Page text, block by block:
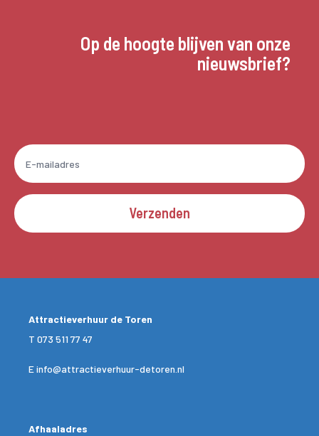
Op de hoogte blijven van onze
nieuwsbrief?
Verzenden
Attractieverhuur de Toren
T 073 511 77 47
Einfo@attractieverhuur-detoren.nl
Afhaaladres